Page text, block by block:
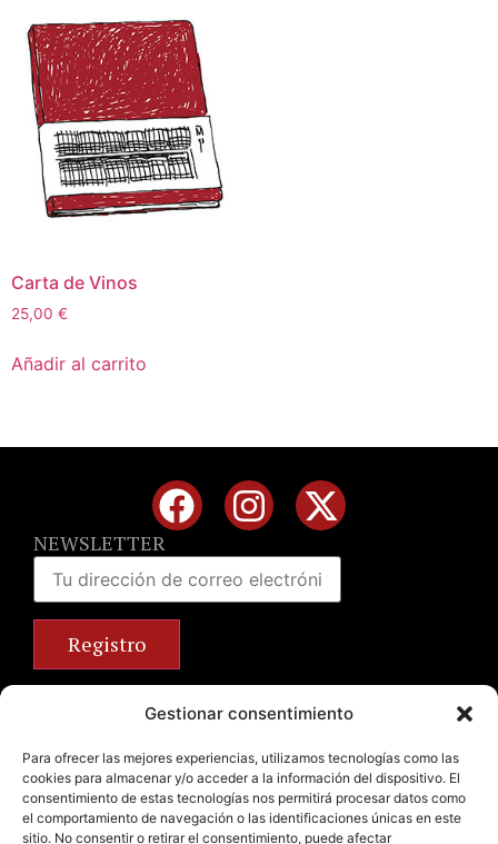
Gestionar consentimiento
Para ofrecer las mejores experiencias, utilizamos tecnologías como las
cookies para almacenar y/o acceder a la información del dispositivo. El
consentimiento de estas tecnologías nos permitirá procesar datos como
el comportamiento de navegación o las identificaciones únicas en este
sitio. No consentir o retirar el consentimiento, puede afectar
Carta de Vinos
25,00 €
Añadir al carrito
NEWSLETTER
+34 963 672 314
info@emilianobodega.com
Parking gratuito